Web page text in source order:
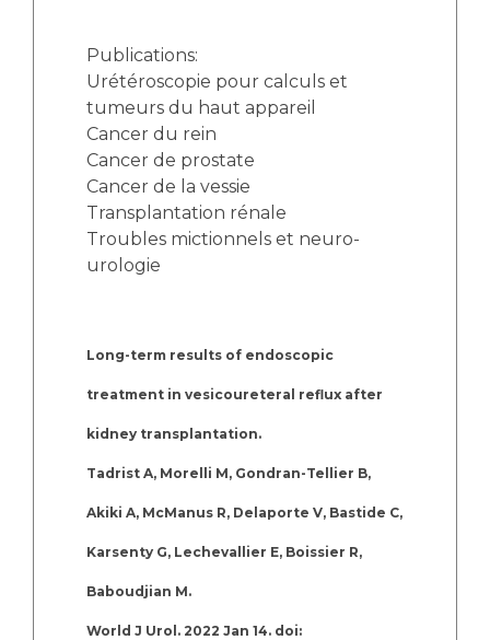
Publications:
Urétéroscopie pour calculs et
tumeurs du haut appareil
Cancer du rein
Cancer de prostate
Cancer de la vessie
Transplantation rénale
Troubles mictionnels et neuro-
urologie
Long-term results of endoscopic
treatment in vesicoureteral reflux after
kidney transplantation.
Tadrist A, Morelli M, Gondran-Tellier B,
Akiki A, McManus R, Delaporte V, Bastide C,
Karsenty G, Lechevallier E, Boissier R,
Baboudjian M.
World J Urol. 2022 Jan 14. doi: